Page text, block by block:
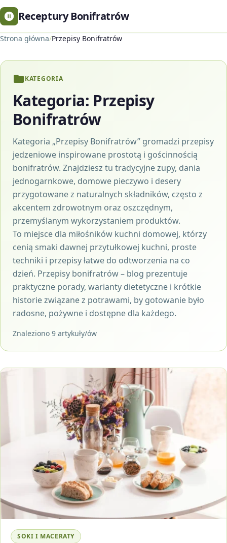
Receptury Bonifratrów
Strona główna/Przepisy Bonifratrów
KATEGORIA
Kategoria: Przepisy
Bonifratrów
Kategoria „Przepisy Bonifratrów” gromadzi przepisy
jedzeniowe inspirowane prostotą i gościnnością
bonifratrów. Znajdziesz tu tradycyjne zupy, dania
jednogarnkowe, domowe pieczywo i desery
przygotowane z naturalnych składników, często z
akcentem zdrowotnym oraz oszczędnym,
przemyślanym wykorzystaniem produktów.
To miejsce dla miłośników kuchni domowej, którzy
cenią smaki dawnej przytułkowej kuchni, proste
techniki i przepisy łatwe do odtworzenia na co
dzień. Przepisy bonifratrów – blog prezentuje
praktyczne porady, warianty dietetyczne i krótkie
historie związane z potrawami, by gotowanie było
radosne, pożywne i dostępne dla każdego.
Znaleziono 9 artykuły/ów
SOKI I MACERATY